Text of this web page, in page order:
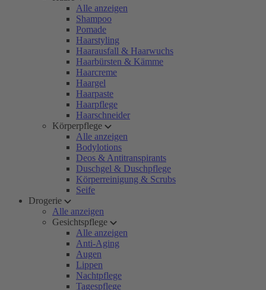
Alle anzeigen
Shampoo
Pomade
Haarstyling
Haarausfall & Haarwuchs
Haarbürsten & Kämme
Haarcreme
Haargel
Haarpaste
Haarpflege
Haarschneider
Körperpflege
Alle anzeigen
Bodylotions
Deos & Antitranspirants
Duschgel & Duschpflege
Körperreinigung & Scrubs
Seife
Drogerie
Alle anzeigen
Gesichtspflege
Alle anzeigen
Anti-Aging
Augen
Lippen
Nachtpflege
Tagespflege